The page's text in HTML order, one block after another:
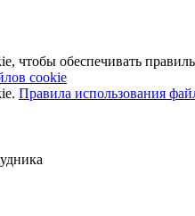
чтобы обеспечивать
cookie
Правила использования